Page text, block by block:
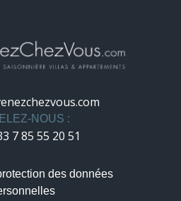
NOUS :
7 85 55 20 51
des données